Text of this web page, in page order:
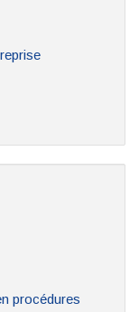
procédures